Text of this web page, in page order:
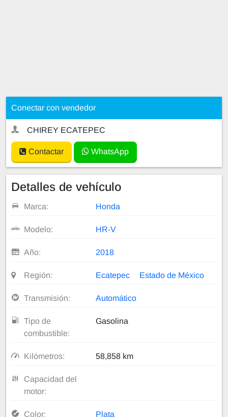
Conectar con vendedor
CHIREY ECATEPEC
Contactar WhatsApp
Detalles de vehículo
Marca: Honda
Modelo: HR-V
Año: 2018
Región: Ecatepec Estado de México
Transmisión: Automático
Tipo de
combustible:
Gasolina
Kilómetros: 58,858 km
Capacidad del
motor:
Color: Plata